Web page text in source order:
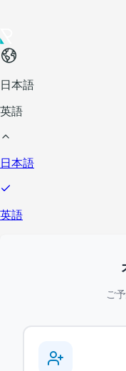
日本語
英語
日本語
英語
ご